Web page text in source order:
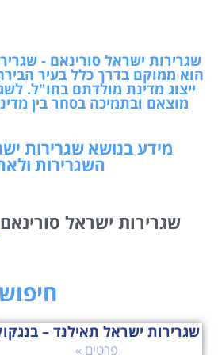
שגרירות ישראל סורינאם -
הוא ממוקם בדרך כלל בעיר
ייצוג מדינת מולדתם בחו"ל.
מוצאם ובתמיכה בסחר בין
מידע בנושא שגרירות
השגרירות
שגרירות ישראל סורינאם
שגרירות ישראל תאילנד –
פרטים »